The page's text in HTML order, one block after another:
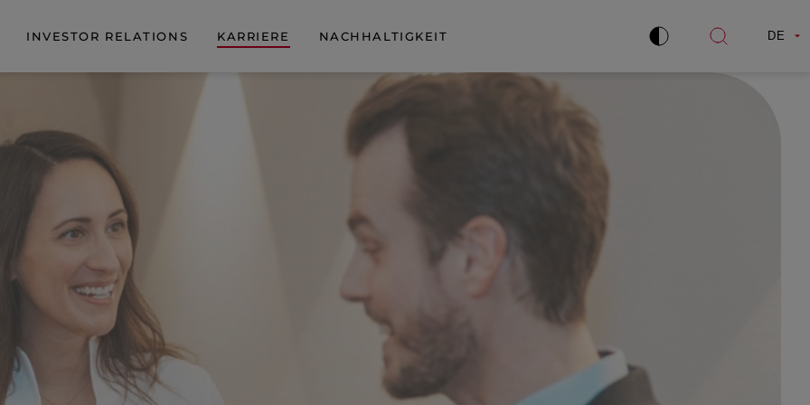
INVESTOR RELATIONS KARRIERE NACHHALTIGKEIT
Kontrast
Suche
DE